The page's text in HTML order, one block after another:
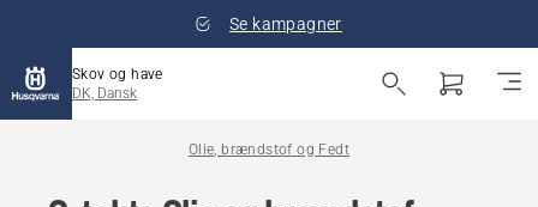
Se kampagner
Skov og have
DK, Dansk
Olie, brændstof og Fedt